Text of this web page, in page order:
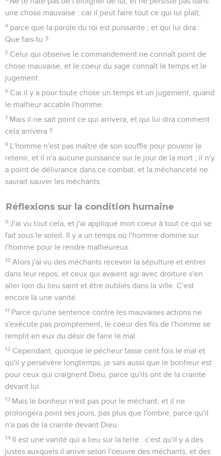
une chose mauvaise : car il peut faire tout ce qui lui plaît,
4 parce que la parole du roi est puissante ; et qui lui dira :
Que fais-tu ?
5 Celui qui observe le commandement ne connaît point de
chose mauvaise, et le coeur du sage connaît le temps et le
jugement.
6 Car il y a pour toute chose un temps et un jugement, quand
le malheur accable l'homme.
7 Mais il ne sait point ce qui arrivera, et qui lui dira comment
cela arrivera ?
8 L'homme n'est pas maître de son souffle pour pouvoir le
retenir, et il n'a aucune puissance sur le jour de la mort ; il n'y
a point de délivrance dans ce combat, et la méchanceté ne
saurait sauver les méchants.
Réflexions sur la condition humaine
9 J'ai vu tout cela, et j'ai appliqué mon coeur à tout ce qui se
fait sous le soleil. Il y a un temps où l'homme domine sur
l'homme pour le rendre malheureux.
10 Alors j'ai vu des méchants recevoir la sépulture et entrer
dans leur repos, et ceux qui avaient agi avec droiture s'en
aller loin du lieu saint et être oubliés dans la ville. C'est
encore là une vanité.
11 Parce qu'une sentence contre les mauvaises actions ne
s'exécute pas promptement, le coeur des fils de l'homme se
remplit en eux du désir de faire le mal.
12 Cependant, quoique le pécheur fasse cent fois le mal et
qu'il y persévère longtemps, je sais aussi que le bonheur est
pour ceux qui craignent Dieu, parce qu'ils ont de la crainte
devant lui.
13 Mais le bonheur n'est pas pour le méchant, et il ne
prolongera point ses jours, pas plus que l'ombre, parce qu'il
n'a pas de la crainte devant Dieu.
14 Il est une vanité qui a lieu sur la terre : c'est qu'il y a des
justes auxquels il arrive selon l'oeuvre des méchants, et des